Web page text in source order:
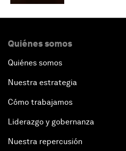
Quiénes somos
Quiénes somos
Nuestra estrategia
Cómo trabajamos
Liderazgo y gobernanza
Nuestra repercusión